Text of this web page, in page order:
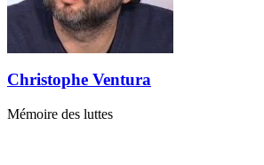
Christophe Ventura
Mémoire des luttes